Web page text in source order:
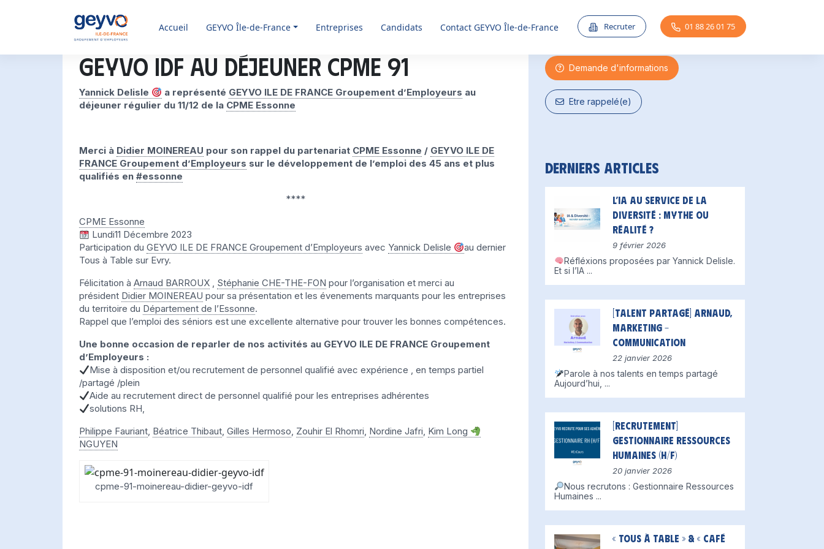
Accueil GEYVOÎle-de-France Entreprises Candidats Contact GEYVO Île-de-France Recruter 01 88 26 01 75
GEYVO IDF au déjeuner CPME 91
Yannick Delisle a représenté GEYVO ILE DE FRANCE Groupement d’Employeurs au
déjeuner régulier du 11/12 de la CPME Essonne
Merci à Didier MOINEREAU pour son rappel du partenariat CPME Essonne / GEYVO ILE DE
FRANCE Groupement d’Employeurs sur le développement de l’emploi des 45 ans et plus
qualifiés en #essonne
****
CPME Essonne
Lundi11 Décembre 2023
Participation du GEYVO ILE DE FRANCE Groupement d’Employeurs avec Yannick Delisle
au dernier
Tous à Table sur Evry.
Félicitation à Arnaud BARROUX , Stéphanie CHE-THE-FON pour l’organisation et merci au
président Didier MOINEREAU pour sa présentation et les évenements marquants pour les entreprises
du territoire du Département de l’Essonne.
Rappel que l’emploi des séniors est une excellente alternative pour trouver les bonnes compétences.
Une bonne occasion de reparler de nos activités au GEYVO ILE DE FRANCE Groupement
d’Employeurs :
Mise à disposition et/ou recrutement de personnel qualifié avec expérience , en temps partiel
/partagé /plein
Aide au recrutement direct de personnel qualifié pour les entreprises adhérentes
solutions RH,
Philippe Fauriant, Béatrice Thibaut, Gilles Hermoso, Zouhir El Rhomri, Nordine Jafri, Kim Long
NGUYEN
cpme-91-moinereau-didier-geyvo-idf
Une question ?
Demande d'informations
Etre rappelé(e)
Derniers articles
L’IA au service de la
diversité : mythe ou
réalité ?
9 février 2026
Réfléxions proposées par Yannick Delisle.
Et si l’IA ...
[Talent partagé] Arnaud,
Marketing –
Communication
22 janvier 2026
Parole à nos talents en temps partagé
Aujourd’hui, ...
[Recrutement]
Gestionnaire Ressources
Humaines (H/F)
20 janvier 2026
Nous recrutons : Gestionnaire Ressources
Humaines ...
« Tous à table » & « Café